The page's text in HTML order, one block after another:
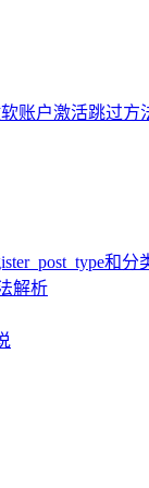
账户激活跳过方
和分
解析